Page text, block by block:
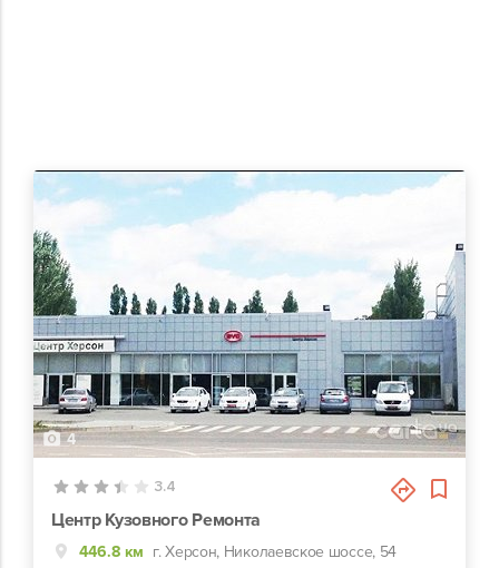
4
3.4
Центр Кузовного Ремонта
446.8 км г. Херсон, Николаевское шоссе, 54